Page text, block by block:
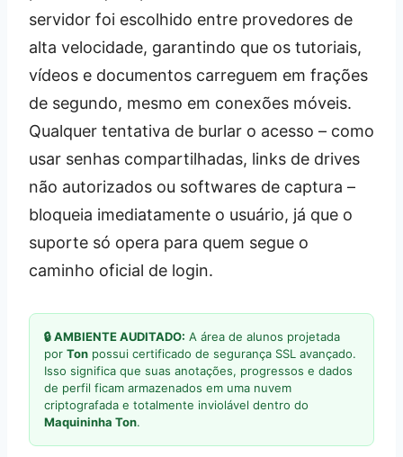
servidor foi escolhido entre provedores de
alta velocidade, garantindo que os tutoriais,
vídeos e documentos carreguem em frações
de segundo, mesmo em conexões móveis.
Qualquer tentativa de burlar o acesso – como
usar senhas compartilhadas, links de drives
não autorizados ou softwares de captura –
bloqueia imediatamente o usuário, já que o
suporte só opera para quem segue o
caminho oficial de login.
🔒 AMBIENTE AUDITADO: A área de alunos projetada
por Ton possui certificado de segurança SSL avançado.
Isso significa que suas anotações, progressos e dados
de perfil ficam armazenados em uma nuvem
criptografada e totalmente inviolável dentro do
Maquininha Ton.